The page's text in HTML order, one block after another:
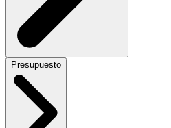
Presupuesto